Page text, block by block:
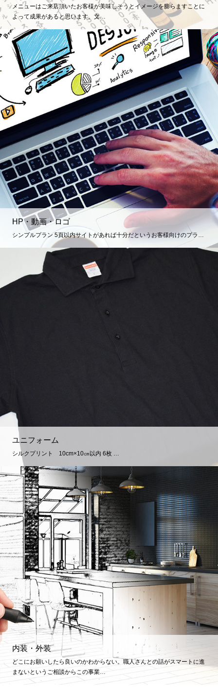
メニューはご来店頂いたお客様が美味しそうとイメージを膨らますことに
よって成果があると思います。文…
HP・動画・ロゴ
シンプルプラン 5頁以内サイトがあれば十分だというお客様向けのプラ…
ユニフォーム
シルクプリント 10cm×10㎝以内 6枚 …
内装・外装
どこにお願いしたら良いのかわからない。職人さんとの話がスマートに進
まないというご相談からこの事業…